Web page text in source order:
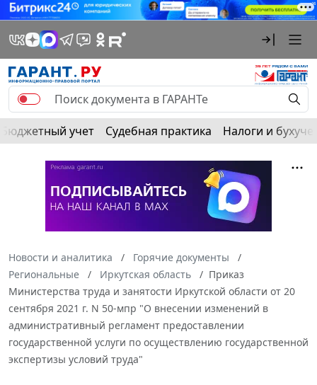
Бюджетный учет Судебная практика Налоги и
Новости и аналитика
Горячие документы
Региональные
Иркутская область
Приказ
Министерства труда и занятости Иркутской области от 20
сентября 2021 г. N 50-мпр "О внесении изменений в
административный регламент предоставлении
государственной услуги по осуществлению государственной
экспертизы условий труда"